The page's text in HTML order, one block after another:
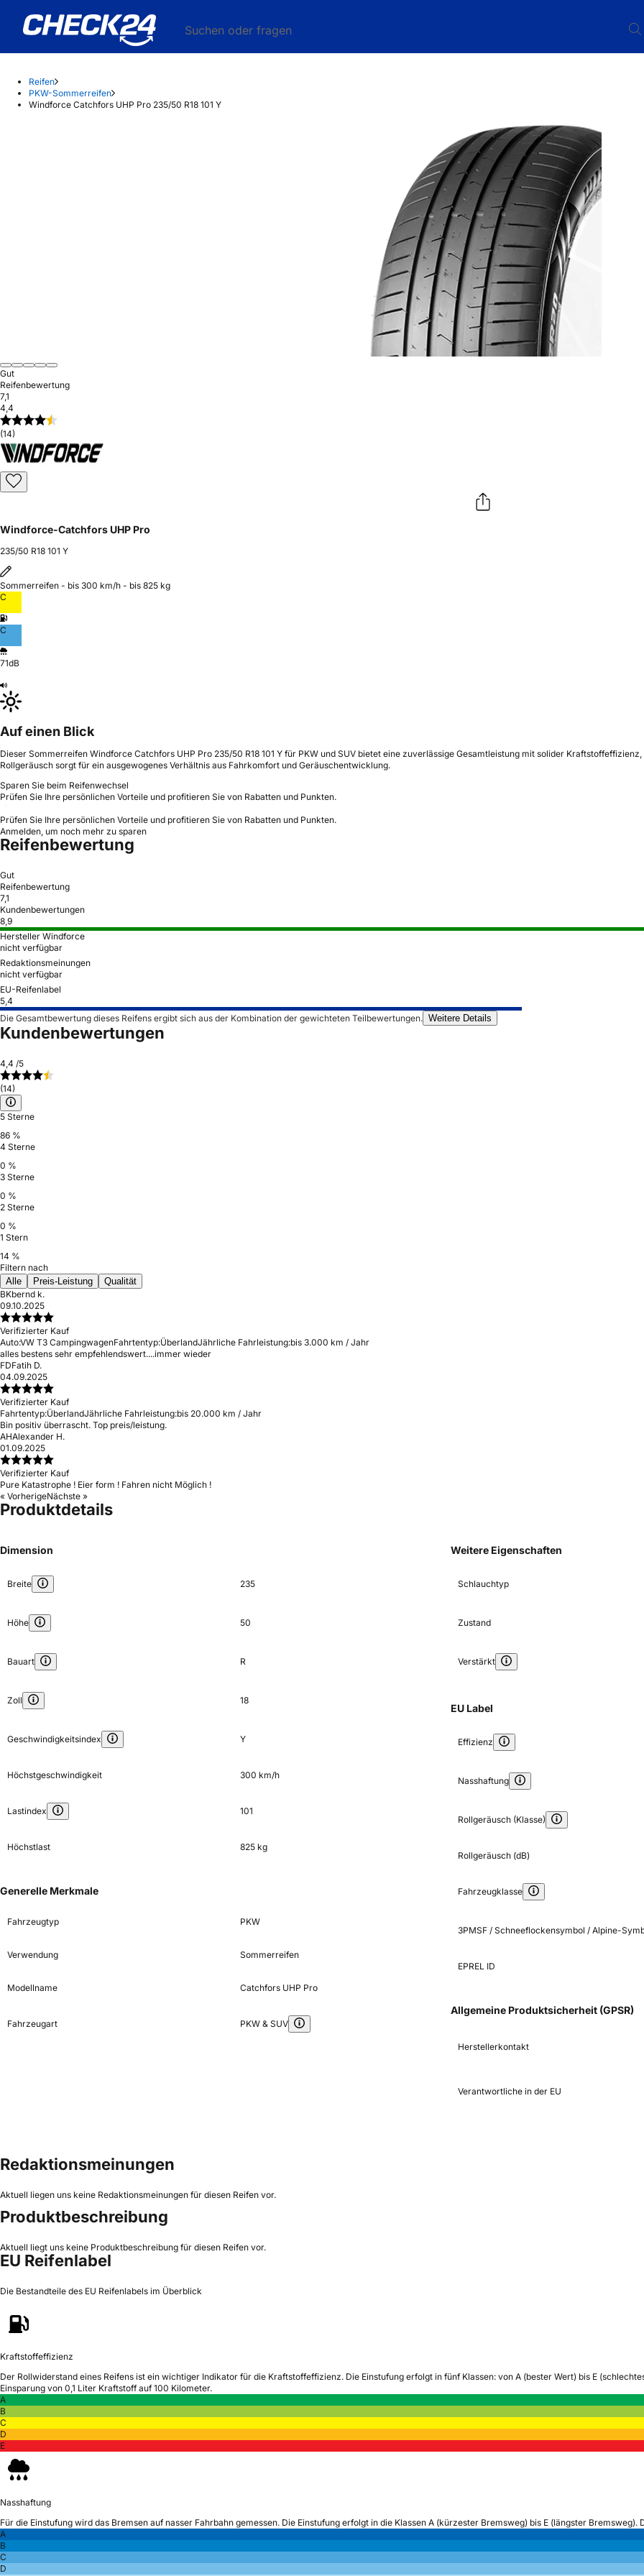
Suchen oder fragen
Reifen
PKW-Sommerreifen
Windforce Catchfors UHP Pro 235/50 R18 101 Y
Gut
Reifenbewertung
7,1
4,4
(14)
Windforce-Catchfors UHP Pro
235/50 R18 101 Y
Sommerreifen - bis 300 km/h - bis 825 kg
C
C
71dB
Auf einen Blick
Dieser Sommerreifen Windforce Catchfors UHP Pro 235/50 R18 101 Y für PKW und SUV bietet eine zuverlässige Gesamtleistung mit solider
Rollgeräusch sorgt für ein ausgewogenes Verhältnis aus Fahrkomfort und Geräuschentwicklung.
Sparen Sie beim Reifenwechsel
Prüfen Sie Ihre persönlichen Vorteile und profitieren Sie von Rabatten und Punkten.
Prüfen Sie Ihre persönlichen Vorteile und profitieren Sie von Rabatten und Punkten.
Anmelden, um noch mehr zu sparen
Reifenbewertung
Gut
Reifenbewertung
7,1
Kundenbewertungen
8,9
Hersteller Windforce
nicht verfügbar
Redaktionsmeinungen
nicht verfügbar
EU-Reifenlabel
5,4
Die Gesamtbewertung dieses Reifens ergibt sich aus der Kombination der gewichteten Teilbewertungen. Weitere Details
Kundenbewertungen
4,4 /5
(14)
5 Sterne
86 %
4 Sterne
0 %
3 Sterne
0 %
2 Sterne
0 %
1 Stern
14 %
Filtern nach
Alle
Preis-Leistung
Qualität
BKbernd k.
09.10.2025
Verifizierter Kauf
Auto:VW T3 CampingwagenFahrtentyp:ÜberlandJährliche Fahrleistung:bis 3.000 km / Jahr
alles bestens sehr empfehlendswert....immer wieder
FDFatih D.
04.09.2025
Verifizierter Kauf
Fahrtentyp:ÜberlandJährliche Fahrleistung:bis 20.000 km / Jahr
Bin positiv überrascht. Top preis/leistung.
AHAlexander H.
01.09.2025
Verifizierter Kauf
Pure Katastrophe ! Eier form ! Fahren nicht Möglich !
« VorherigeNächste »
Produktdetails
Dimension
Breite 235
Höhe 50
Bauart R
Zoll 18
Geschwindigkeitsindex Y
Höchstgeschwindigkeit 300 km/h
Lastindex 101
Höchstlast 825 kg
Generelle Merkmale
Fahrzeugtyp PKW
Verwendung Sommerreifen
Modellname Catchfors UHP Pro
Fahrzeugart PKW & SUV
Weitere Eigenschaften
Schlauchtyp
Zustand
Verstärkt
EU Label
Effizienz
Nasshaftung
Rollgeräusch (Klasse)
Rollgeräusch (dB)
Fahrzeugklasse
3PMSF / Schneeflockensymbol / Alpine-
EPREL ID
Allgemeine Produktsicherheit (GPSR)
Herstellerkontakt
Verantwortliche in der EU
Redaktionsmeinungen
Aktuell liegen uns keine Redaktionsmeinungen für diesen Reifen vor.
Produktbeschreibung
Aktuell liegt uns keine Produktbeschreibung für diesen Reifen vor.
EU Reifenlabel
Die Bestandteile des EU Reifenlabels im Überblick
Kraftstoffeffizienz
Der Rollwiderstand eines Reifens ist ein wichtiger Indikator für die Kraftstoffeffizienz. Die Einstufung erfolgt in fünf Klassen: von A (bester Wert) bis E
Einsparung von 0,1 Liter Kraftstoff auf 100 Kilometer.
A
B
C
D
E
Nasshaftung
Für die Einstufung wird das Bremsen auf nasser Fahrbahn gemessen. Die Einstufung erfolgt in die Klassen A (kürzester Bremsweg) bis E (längster
A
B
C
D